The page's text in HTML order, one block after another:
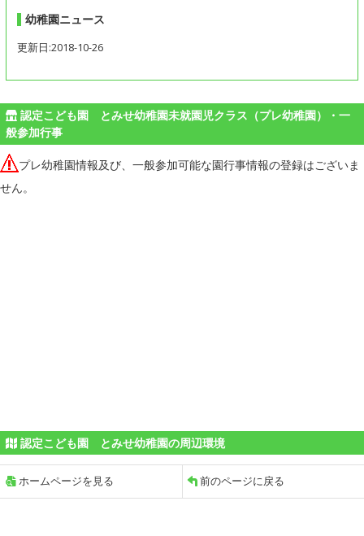
幼稚園ニュース
更新日:2018-10-26
認定こども園 とみせ幼稚園未就園児クラス（プレ幼稚園）・一
般参加行事
プレ幼稚園情報及び、一般参加可能な園行事情報の登録はございま
せん。
認定こども園 とみせ幼稚園の周辺環境
ホームページを見る 前のページに戻る